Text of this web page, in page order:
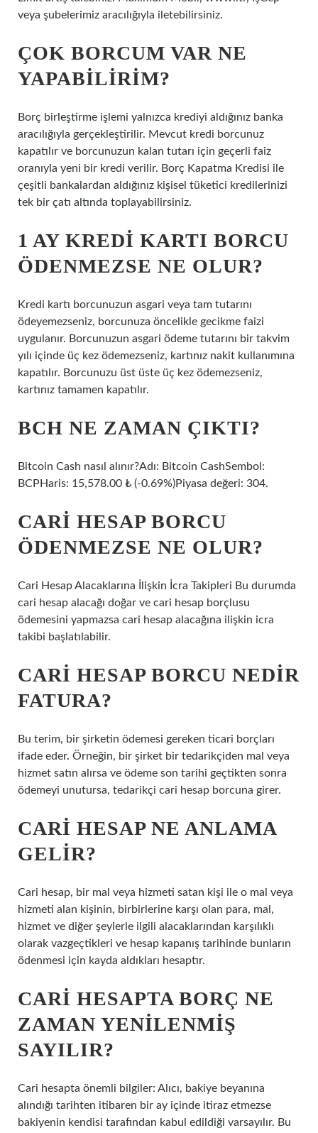
veya şubelerimiz aracılığıyla iletebilirsiniz.
ÇOK BORCUM VAR NE
YAPABILIRIM?
Borç birleştirme işlemi yalnızca krediyi aldığınız banka
aracılığıyla gerçekleştirilir. Mevcut kredi borcunuz
kapatılır ve borcunuzun kalan tutarı için geçerli faiz
oranıyla yeni bir kredi verilir. Borç Kapatma Kredisi ile
çeşitli bankalardan aldığınız kişisel tüketici kredilerinizi
tek bir çatı altında toplayabilirsiniz.
1 AY KREDI KARTI BORCU
ÖDENMEZSE NE OLUR?
Kredi kartı borcunuzun asgari veya tam tutarını
ödeyemezseniz, borcunuza öncelikle gecikme faizi
uygulanır. Borcunuzun asgari ödeme tutarını bir takvim
yılı içinde üç kez ödemezseniz, kartınız nakit kullanımına
kapatılır. Borcunuzu üst üste üç kez ödemezseniz,
kartınız tamamen kapatılır.
BCH NE ZAMAN ÇIKTI?
Bitcoin Cash nasıl alınır?Adı: Bitcoin CashSembol:
BCPHaris: 15,578.00 ₺ (-0.69%)Piyasa değeri: 304.
CARI HESAP BORCU
ÖDENMEZSE NE OLUR?
Cari Hesap Alacaklarına İlişkin İcra Takipleri Bu durumda
cari hesap alacağı doğar ve cari hesap borçlusu
ödemesini yapmazsa cari hesap alacağına ilişkin icra
takibi başlatılabilir.
CARI HESAP BORCU NEDIR
FATURA?
Bu terim, bir şirketin ödemesi gereken ticari borçları
ifade eder. Örneğin, bir şirket bir tedarikçiden mal veya
hizmet satın alırsa ve ödeme son tarihi geçtikten sonra
ödemeyi unutursa, tedarikçi cari hesap borcuna girer.
CARI HESAP NE ANLAMA
GELIR?
Cari hesap, bir mal veya hizmeti satan kişi ile o mal veya
hizmeti alan kişinin, birbirlerine karşı olan para, mal,
hizmet ve diğer şeylerle ilgili alacaklarından karşılıklı
olarak vazgeçtikleri ve hesap kapanış tarihinde bunların
ödenmesi için kayda aldıkları hesaptır.
CARI HESAPTA BORÇ NE
ZAMAN YENILENMIŞ
SAYILIR?
Cari hesapta önemli bilgiler: Alıcı, bakiye beyanına
alındığı tarihten itibaren bir ay içinde itiraz etmezse
bakiyenin kendisi tarafından kabul edildiği varsayılır. Bu